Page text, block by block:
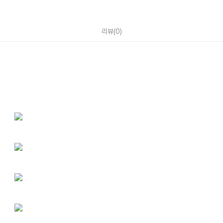
리뷰(0)